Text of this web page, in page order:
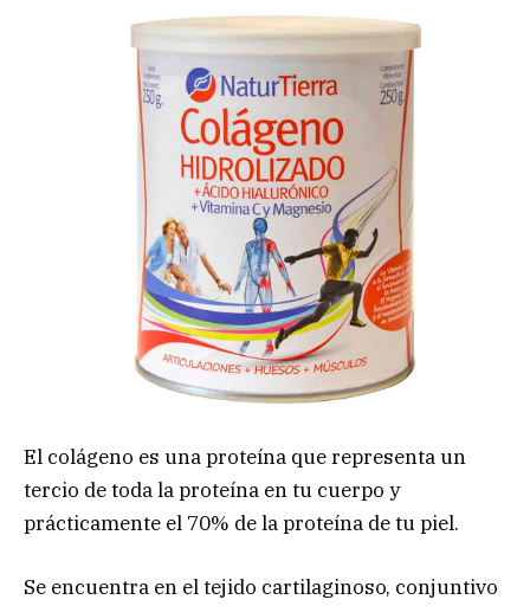
El colágeno es una proteína que representa un
tercio de toda la proteína en tu cuerpo y
prácticamente el 70% de la proteína de tu piel.
Se encuentra en el tejido cartilaginoso, conjuntivo